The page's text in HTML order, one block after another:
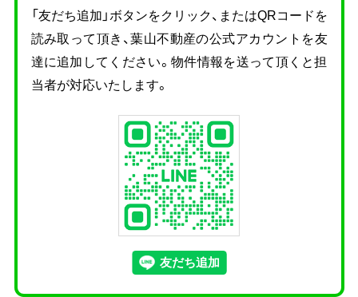
「友だち追加」ボタンをクリック、またはQRコードを
読み取って頂き、葉山不動産の公式アカウントを友
達に追加してください。物件情報を送って頂くと担
当者が対応いたします。